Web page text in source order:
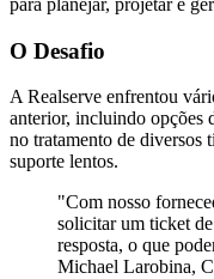
O Desafio
A Realserve enfrentou
anterior, incluindo opções
no tratamento de diversos
suporte lentos.
"Com nosso
solicitar um ticket
resposta, o que
Michael Larobina,